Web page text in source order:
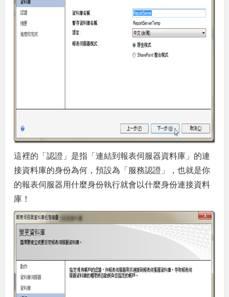
這裡的「認證」是指「連結到報表伺服器資料庫」的連
接資料庫的身份為何，預設為「服務認證」，也就是你
的報表伺服器用什麼身份執行就會以什麼身份連接資料
庫！